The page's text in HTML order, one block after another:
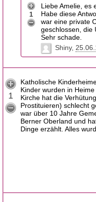
1
Liebe Amelie, es
Habe diese
war eine private
geschlossen, die
Sehr schade.
Shiny
1
Katholische
Kinder wurden in
Kirche hat die
Prostituieren) schlecht
war über 10 Jahre
Berner Oberland und
Dinge erzählt. Alles